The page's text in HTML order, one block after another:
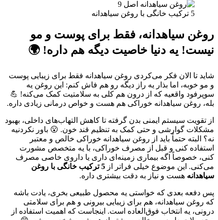
5 ترکیب خانگی با روغن سیاهدانه
روغن سیاهدانه، فقط برای پوست و مو
نیست! یه دنیا خاصیت دیگه هم داره! 🌍
شاید تا الان فکر می‌کردی روغن سیاهدانه فقط برای زیبایی پوست
و مو خوبه، اما بذار یه راز دیگه رو هم فاش کنم: این روغن یه
سوپرفود واقعیه که از درون هم کلی به سلامتیت کمک می‌کنه! 💪
بله، روغن سیاهدانه خوراکی هم هست و خواص درمانی زیادی داره.
از تقویت سیستم ایمنی بدن گرفته تا کاهش التهاب‌های داخلی، بهبود
مشکلات گوارشی و حتی کمک به تنظیم قند خون. 😮 باور نکردنیه
نه؟ البته حتماً باید از روغن سیاهدانه خوراکی خالص و معتبر
استفاده کنی و قبل از مصرف خوراکی، با یه متخصص مشورت
کنی، خصوصاً اگه بیماری زمینه‌ای داری یا داروی خاصی مصرف
می‌کنی. این موضوع خیلی فراتر از
5 ترکیب خانگی با روغن
سیاهدانه هست و نیاز به دقت بیشتری داره.
پس دفعه بعدی که خواستی یه محصول طبیعی بخری، یادت باشه
که روغن سیاهدانه، هم برای زیبایی بیرونی و هم برای سلامتی
درونی، یه انتخاب فوق‌العاده است. اینجاست که اهمیت استفاده از